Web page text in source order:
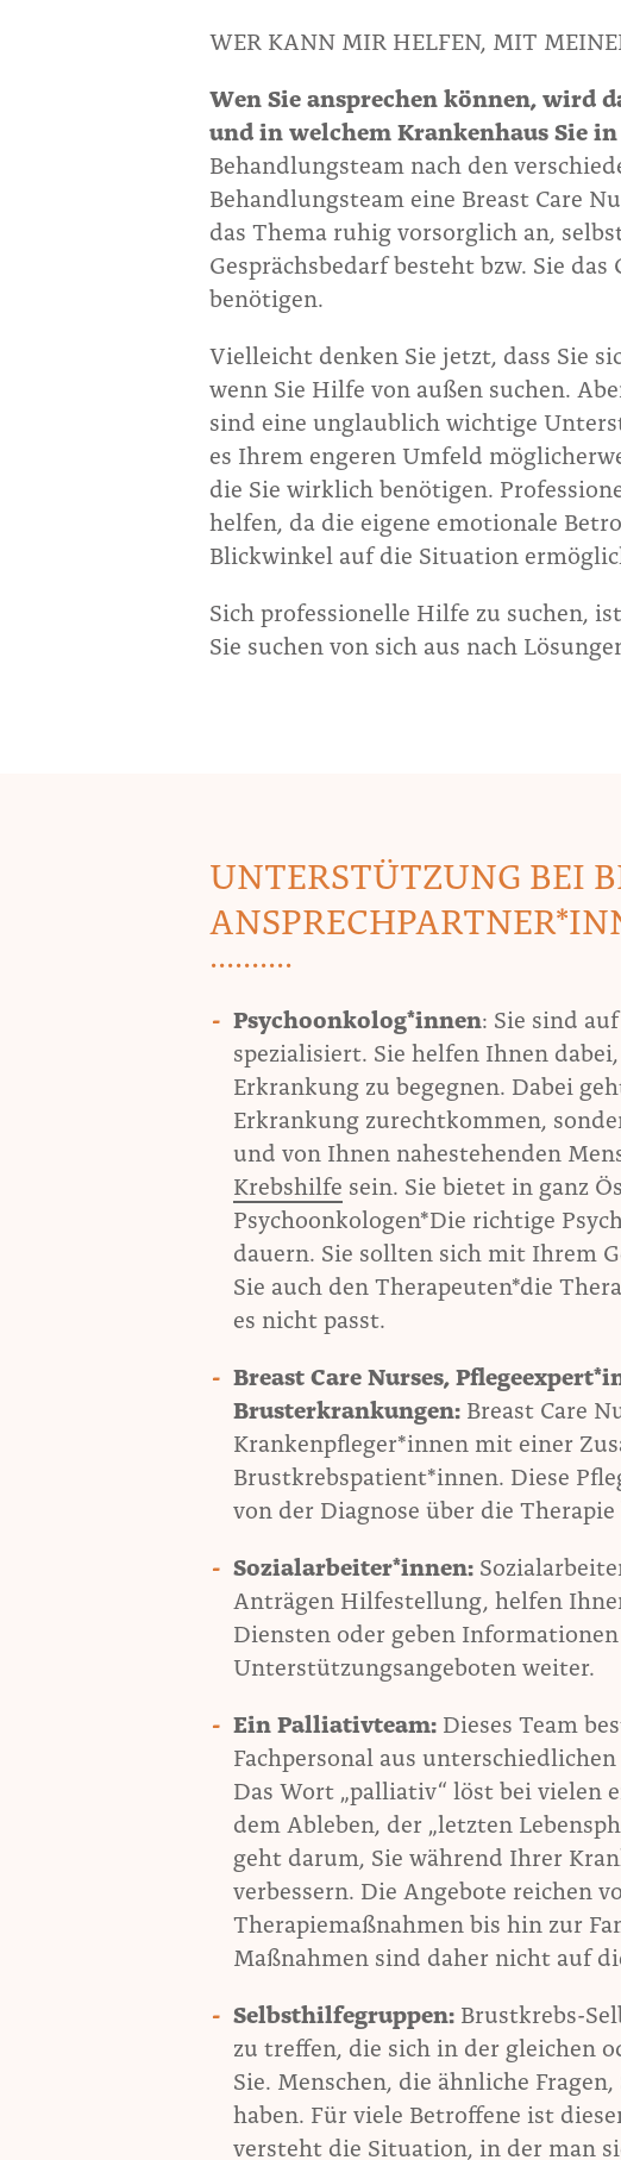
WER KANN MIR HELFEN, MIT
Wen Sie ansprechen können, wird
und in welchem Krankenhaus Sie
Behandlungsteam nach den
Behandlungsteam eine Breast Care
das Thema ruhig vorsorglich an,
Gesprächsbedarf besteht bzw. Sie
benötigen.
Vielleicht denken Sie jetzt, dass Sie
wenn Sie Hilfe von außen suchen.
sind eine unglaublich wichtige
es Ihrem engeren Umfeld
die Sie wirklich benötigen.
helfen, da die eigene emotionale
Blickwinkel auf die Situation
Sich professionelle Hilfe zu suchen,
Sie suchen von sich aus nach
UNTERSTÜTZUNG BEI
Psychoonkolog*innen: Sie sind
spezialisiert. Sie helfen Ihnen
Erkrankung zu begegnen. Dabei
Erkrankung zurechtkommen,
und von Ihnen nahestehenden
Krebshilfe sein. Sie bietet in ganz
Psychoonkologen*Die richtige
dauern. Sie sollten sich mit Ihrem
Sie auch den Therapeuten*die
es nicht passt.
Breast Care Nurses,
Brusterkrankungen: Breast Care
Krankenpfleger*innen mit einer
Brustkrebspatient*innen. Diese
von der Diagnose über die
Sozialarbeiter*innen:
Anträgen Hilfestellung, helfen
Diensten oder geben
Unterstützungsangeboten weiter.
Ein Palliativteam: Dieses Team
Fachpersonal aus
Das Wort „palliativ“ löst bei vielen
dem Ableben, der „letzten
geht darum, Sie während Ihrer
verbessern. Die Angebote reichen
Therapiemaßnahmen bis hin zur
Maßnahmen sind daher nicht auf
Selbsthilfegruppen: Brustkrebs-
zu treffen, die sich in der gleichen
Sie. Menschen, die ähnliche
haben. Für viele Betroffene ist
versteht die Situation, in der man